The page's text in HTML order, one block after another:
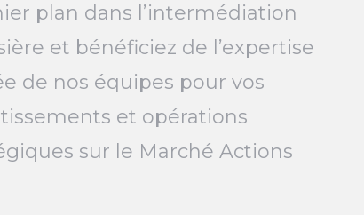
plan dans l’intermédiation
et bénéficiez de l’expertise
de nos équipes pour vos
et opérations
sur le Marché Actions